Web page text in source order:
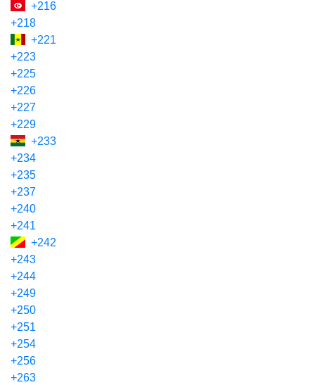
+216
+218
+221
+223
+225
+226
+227
+229
+233
+234
+235
+237
+240
+241
+242
+243
+244
+249
+250
+251
+254
+256
+263